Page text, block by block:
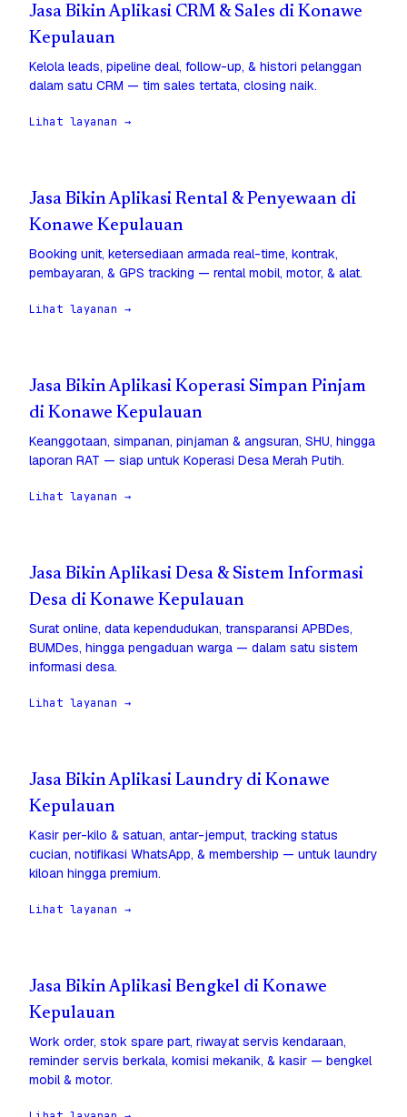
Jasa Bikin Aplikasi CRM & Sales di Konawe
Kepulauan
Kelola leads, pipeline deal, follow-up, & histori pelanggan
dalam satu CRM — tim sales tertata, closing naik.
Lihat layanan →
Jasa Bikin Aplikasi Rental & Penyewaan di
Konawe Kepulauan
Booking unit, ketersediaan armada real-time, kontrak,
pembayaran, & GPS tracking — rental mobil, motor, & alat.
Lihat layanan →
Jasa Bikin Aplikasi Koperasi Simpan Pinjam
di Konawe Kepulauan
Keanggotaan, simpanan, pinjaman & angsuran, SHU, hingga
laporan RAT — siap untuk Koperasi Desa Merah Putih.
Lihat layanan →
Jasa Bikin Aplikasi Desa & Sistem Informasi
Desa di Konawe Kepulauan
Surat online, data kependudukan, transparansi APBDes,
BUMDes, hingga pengaduan warga — dalam satu sistem
informasi desa.
Lihat layanan →
Jasa Bikin Aplikasi Laundry di Konawe
Kepulauan
Kasir per-kilo & satuan, antar-jemput, tracking status
cucian, notifikasi WhatsApp, & membership — untuk laundry
kiloan hingga premium.
Lihat layanan →
Jasa Bikin Aplikasi Bengkel di Konawe
Kepulauan
Work order, stok spare part, riwayat servis kendaraan,
reminder servis berkala, komisi mekanik, & kasir — bengkel
mobil & motor.